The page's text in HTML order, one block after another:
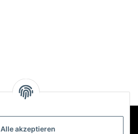
Alle akzeptieren